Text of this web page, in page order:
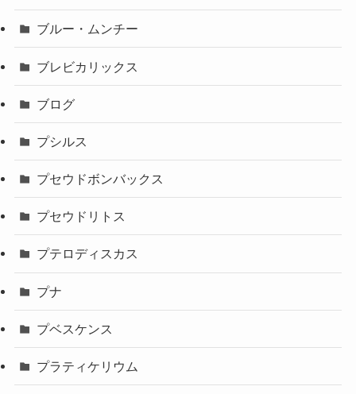
ブルー・ムンチー
ブレビカリックス
ブログ
プシルス
プセウドボンバックス
プセウドリトス
プテロディスカス
プナ
プベスケンス
プラティケリウム